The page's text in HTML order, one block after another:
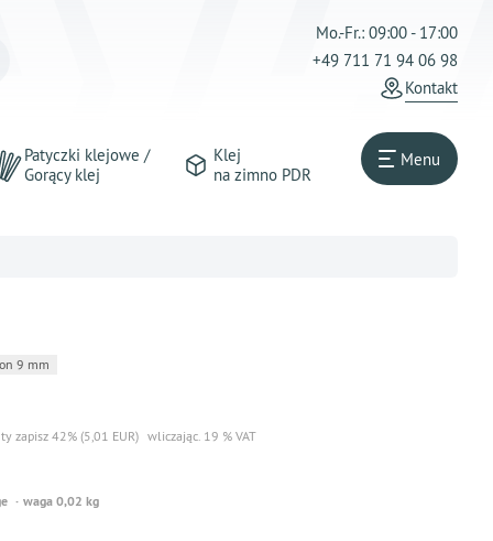
Mo.-Fr.: 09:00 - 17:00
+49 711 71 94 06 98
Kontakt
Patyczki klejowe /
Gorący klej
Klej
na zimno PDR
Menu
9 mm
ty zapisz 42% (5,01 EUR) wliczając. 19 % VAT
waga 0,02 kg